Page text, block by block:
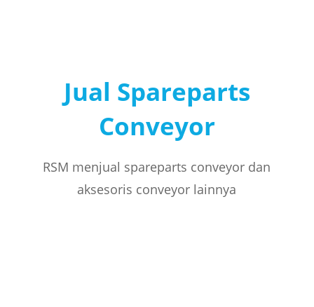
Jual Spareparts
Conveyor
RSM menjual spareparts conveyor dan
aksesoris conveyor lainnya